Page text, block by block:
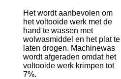
Het wordt aanbevolen om
het voltooide werk met de
hand te wassen met
wolwasmiddel en het plat te
laten drogen. Machinewas
wordt afgeraden omdat het
voltooide werk krimpen tot
7%.